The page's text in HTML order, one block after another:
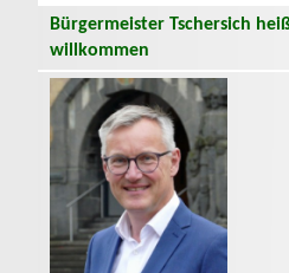
Bürgermeister Tschersich
willkommen